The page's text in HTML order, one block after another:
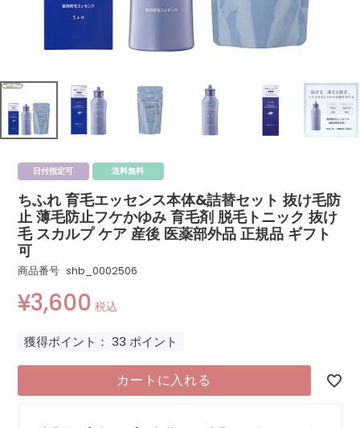
日付指定可 送料無料
ちふれ 育毛エッセンス本体&詰替セット 抜け毛防
止 薄毛防止フケかゆみ 育毛剤 脱毛トニック 抜け
毛 スカルプ ケア 産後 医薬部外品 正規品 ギフト
可
商品番号 shb_0002506
¥3,600 税込
獲得ポイント： 33 ポイント
カートに入れる